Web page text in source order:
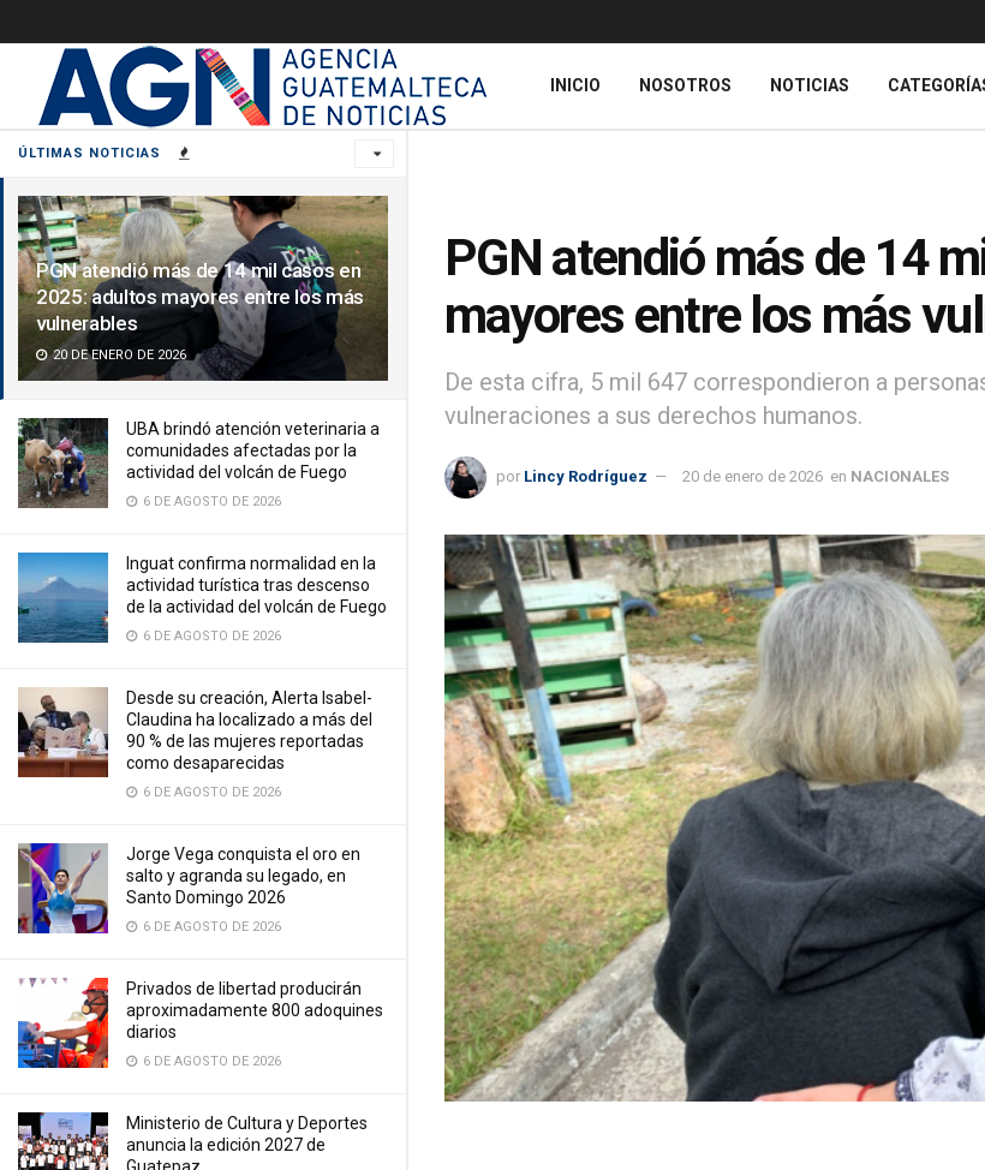
ÚLTIMAS NOTICIAS
PGN atendió más de 14 mil casos en
2025: adultos mayores entre los más
vulnerables
20 DE ENERO DE 2026
UBA brindó atención veterinaria a
comunidades afectadas por la
actividad del volcán de Fuego
6 DE AGOSTO DE 2026
Inguat confirma normalidad en la
actividad turística tras descenso
de la actividad del volcán de Fuego
6 DE AGOSTO DE 2026
Desde su creación, Alerta Isabel-
Claudina ha localizado a más del
90 % de las mujeres reportadas
como desaparecidas
6 DE AGOSTO DE 2026
Jorge Vega conquista el oro en
salto y agranda su legado, en
Santo Domingo 2026
6 DE AGOSTO DE 2026
Privados de libertad producirán
aproximadamente 800 adoquines
diarios
6 DE AGOSTO DE 2026
Ministerio de Cultura y Deportes
anuncia la edición 2027 de
INICIO NOSOTROS NOTICIAS
PGN atendió más de 14
mayores entre los más
De esta cifra, 5 mil 647 correspondieron a
vulneraciones a sus derechos humanos.
por Lincy Rodríguez 20 de enero de 2026 en NACIONALES